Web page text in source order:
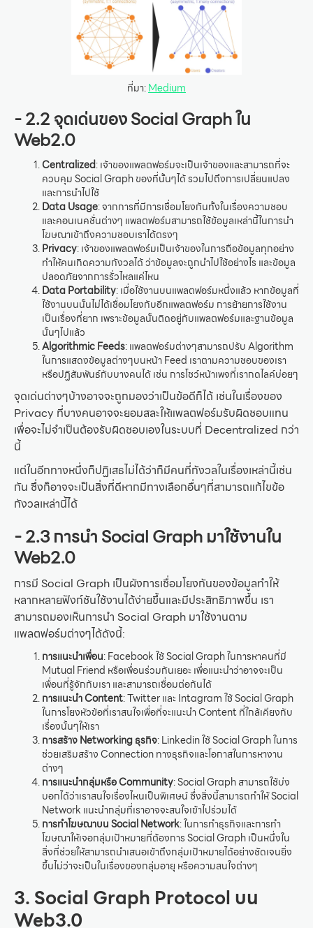
ที่มา:Medium
- 2.2 จุดเด่นของ Social Graph ใน
Web2.0
Centralized: เจ้าของแพลตฟอร์มจะเป็นเจ้าของและสามารถที่จะ
ควบคุม Social Graph ของที่นั้นๆได้ รวมไปถึงการเปลี่ยนแปลง
และการนำไปใช้
Data Usage: จากการที่มีการเชื่อมโยงกันทั้งในเรื่องความชอบ
และคอนเนคชั่นต่างๆ แพลตฟอร์มสามารถใช้ข้อมูลเหล่านี้ในการนำ
โฆษณาเข้าถึงความชอบเราได้ตรงๆ
Privacy: เจ้าของแพลตฟอร์มเป็นเจ้าของในการถือข้อมูลทุกอย่าง
ทำให้คนเกิดความกังวลได้ ว่าข้อมูลจะถูกนำไปใช้อย่างไร และข้อมูล
ปลอดภัยจากการรั่วไหลแค่ไหน
Data Portability: เมื่อใช้งานบนแพลตฟอร์มหนึ่งแล้ว หากข้อมูลที่
ใช้งานบนนั้นไม่ได้เชื่อมโยงกับอีกแพลตฟอร์ม การย้ายการใช้งาน
เป็นเรื่องที่ยาก เพราะข้อมูลนั้นติดอยู่กับแพลตฟอร์มและฐานข้อมูล
นั้นๆไปแล้ว
Algorithmic Feeds: แพลตฟอร์มต่างๆสามารถปรับ Algorithm
ในการแสดงข้อมูลต่างๆบนหน้า Feed เราตามความชอบของเรา
หรือปฏิสัมพันธ์กับบางคนได้ เช่น การโชว์หน้าเพจที่เรากดไลค์บ่อยๆ
จุดเด่นต่างๆบ้างอาจจะถูกมองว่าเป็นข้อดีก็ได้ เช่นในเรื่องของ
Privacy ที่บางคนอาจจะยอมสละให้แพลตฟอร์มรับผิดชอบแทน
เพื่อจะไม่จำเป็นต้องรับผิดชอบเองในระบบที่ Decentralized กว่า
นี้
แต่ในอีกทางหนึ่งก็ปฏิเสธไม่ได้ว่าก็มีคนที่กังวลในเรื่องเหล่านี้เช่น
กัน ซึ่งก็อาจจะเป็นสิ่งที่ดีหากมีทางเลือกอื่นๆที่สามารถแก้ไขข้อ
กังวลเหล่านี้ได้
- 2.3 การนำ Social Graph มาใช้งานใน
Web2.0
การมี Social Graph เป็นผังการเชื่อมโยงกันของข้อมูลทำให้
หลากหลายฟังก์ชันใช้งานได้ง่ายขึ้นและมีประสิทธิภาพขึ้น เรา
สามารถมองเห็นการนำ Social Graph มาใช้งานตาม
แพลตฟอร์มต่างๆได้ดังนี้:
การแนะนำเพื่อน: Facebook ใช้ Social Graph ในการหาคนที่มี
Mutual Friend หรือเพื่อนร่วมกันเยอะ เพื่อแนะนำว่าอาจจะเป็น
เพื่อนที่รู้จักกับเรา และสามารถเชื่อมต่อกันได้
การแนะนำ Content: Twitter และ Intagram ใช้ Social Graph
ในการโยงหัวข้อที่เราสนใจเพื่อที่จะแนะนำ Content ที่ใกล้เคียงกับ
เรื่องนั้นๆให้เรา
การสร้าง Networking ธุรกิจ: Linkedin ใช้ Social Graph ในการ
ช่วยเสริมสร้าง Connection ทางธุรกิจและโอกาสในการหางาน
ต่างๆ
การแนะนำกลุ่มหรือ Community: Social Graph สามารถใช้บ่ง
บอกได้ว่าเราสนใจเรื่องไหนเป็นพิเศษน์ ซึ่งสิ่งนี้สามารถทำให้ Social
Network แนะนำกลุ่มที่เราอาจจะสนใจเข้าไปร่วมได้
การทำโฆษณาบน Social Network: ในการทำธุรกิจและการทำ
โฆษณาให้เจอกลุ่มเป้าหมายที่ต้องการ Social Graph เป็นหนึ่งใน
สิ่งที่ช่วยให้สามารถนำเสนอเข้าถึงกลุ่มเป้าหมายได้อย่างชัดเจนยิ่ง
ขึ้นไม่ว่าจะเป็นในเรื่องของกลุ่มอายุ หรือความสนใจต่างๆ
3. Social Graph Protocol บน
Web3.0